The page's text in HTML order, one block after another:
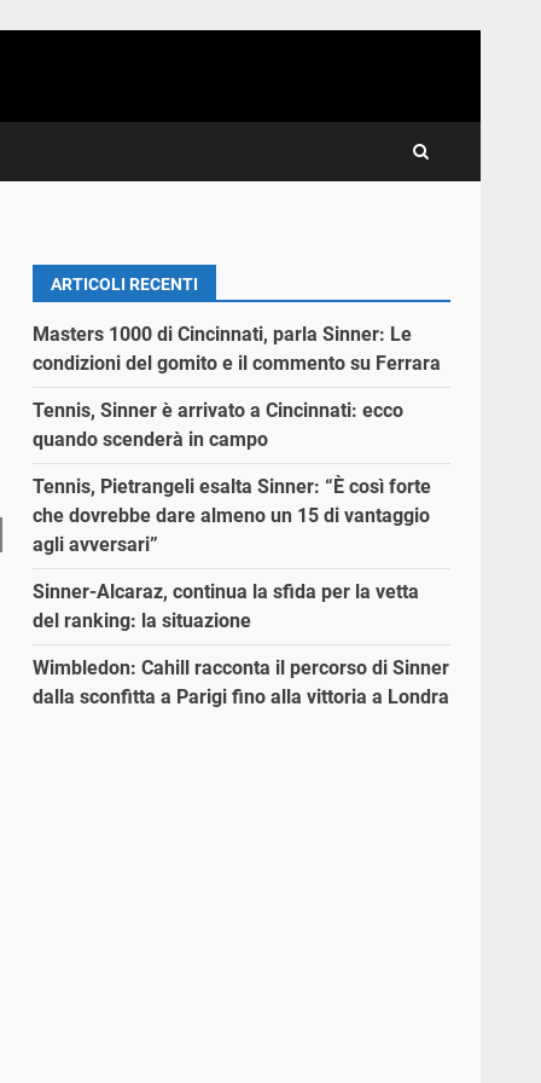
ARTICOLI RECENTI
Masters 1000 di Cincinnati, parla Sinner: Le
condizioni del gomito e il commento su Ferrara
Tennis, Sinner è arrivato a Cincinnati: ecco
quando scenderà in campo
Tennis, Pietrangeli esalta Sinner: “È così forte
che dovrebbe dare almeno un 15 di vantaggio
agli avversari”
Sinner-Alcaraz, continua la sfida per la vetta
del ranking: la situazione
Wimbledon: Cahill racconta il percorso di Sinner
dalla sconfitta a Parigi fino alla vittoria a Londra